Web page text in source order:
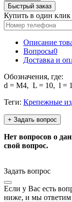
Быстрый заказ
Купить в один клик
Описание
Вопросы0
Доставка и
Обозначения, где:
d = М4, L = 10, l =
Теги: Крепежные
+ Задать вопрос
Нет вопросов о
свой вопрос.
Задать вопрос
Если у Вас есть
ниже, и мы